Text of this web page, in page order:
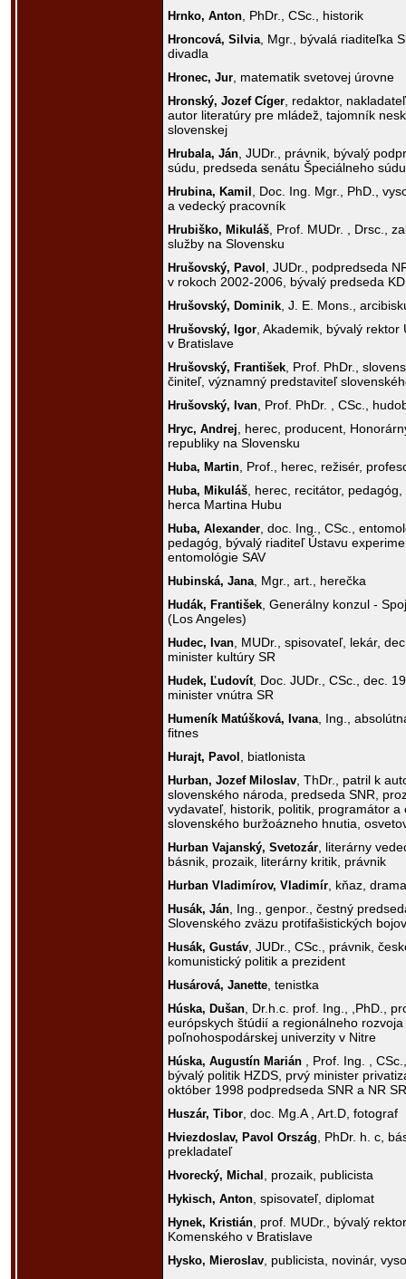
Hrnko, Anton , PhDr., CSc., historik
Hroncová, Silvia , Mgr., bývalá riaditeľka
divadla
Hronec, Jur , matematik svetovej úrovne
Hronský, Jozef Cíger , redaktor,
autor literatúry pre mládež, tajomník
slovenskej
Hrubala, Ján , JUDr., právnik, bývalý
súdu, predseda senátu Špeciálneho
Hrubina, Kamil
, Doc. Ing. Mgr., PhD.,
a vedecký pracovník
Hrubiško, Mikuláš , Prof. MUDr. , Drsc.,
služby na Slovensku
Hrušovský, Pavol
, JUDr., podpredseda
v rokoch 2002-2006, bývalý predseda
Hrušovský, Dominik , J. E. Mons.,
Hrušovský, Igor , Akademik, bývalý
v Bratislave
Hrušovský, František , Prof. PhDr.,
činiteľ, významný predstaviteľ
Hrušovský, Ivan , Prof. PhDr. , CSc.,
Hryc, Andrej , herec, producent,
republiky na Slovensku
Huba, Martin , Prof., herec, režisér,
Huba, Mikuláš , herec, recitátor,
herca Martina Hubu
Huba, Alexander , doc. Ing., CSc.,
pedagóg, bývalý riaditeľ Ústavu
entomológie SAV
Hubinská, Jana , Mgr., art., herečka
Hudák, František , Generálny konzul -
(Los Angeles)
Hudec, Ivan , MUDr., spisovateľ, lekár,
minister kultúry SR
Hudek, Ľudovít , Doc. JUDr., CSc., dec.
minister vnútra SR
Humeník Matúšková, Ivana , Ing.,
fitnes
Hurajt, Pavol , biatlonista
Hurban, Jozef Miloslav , ThDr., patril k
slovenského národa, predseda SNR,
vydavateľ, historik, politik, programátor a
slovenského buržoázneho hnutia,
Hurban Vajanský, Svetozár , literárny
básnik, prozaik, literárny kritik, právnik
Hurban Vladimírov, Vladimír , kňaz,
Husák, Ján , Ing., genpor., čestný
Slovenského zväzu protifašistických
Husák, Gustáv , JUDr., CSc., právnik,
komunistický politik a prezident
Husárová, Janette , tenistka
Húska, Dušan , Dr.h.c. prof. Ing., ,PhD.,
európskych štúdií a regionálneho rozvoja
poľnohospodárskej univerzity v Nitre
Húska, Augustín Marián
, Prof. Ing. ,
bývalý politik HZDS, prvý minister
október 1998 podpredseda SNR a NR
Huszár, Tibor , doc. Mg.A , Art.D, fotograf
Hviezdoslav, Pavol Ország , PhDr. h. c,
prekladateľ
Hvorecký, Michal , prozaik, publicista
Hykisch, Anton , spisovateľ, diplomat
Hynek, Kristián , prof. MUDr., bývalý
Komenského v Bratislave
Hysko, Mieroslav , publicista, novinár,